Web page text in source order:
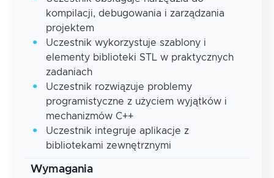
kompilacji, debugowania i zarządzania
projektem
Uczestnik wykorzystuje szablony i
elementy biblioteki STL w praktycznych
zadaniach
Uczestnik rozwiązuje problemy
programistyczne z użyciem wyjątków i
mechanizmów C++
Uczestnik integruje aplikacje z
bibliotekami zewnętrznymi
Wymagania